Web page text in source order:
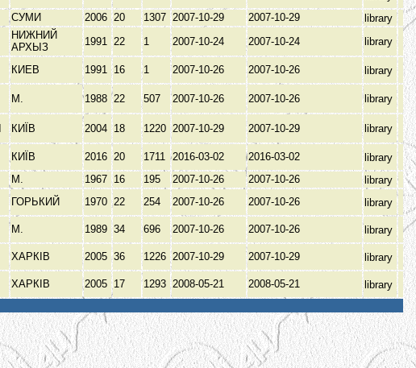
СУМИ 2006 20 1307 2007-10-29 2007-10-29
library
НИЖНИЙ
АРХЫЗ
1991 22 1 2007-10-24 2007-10-24 library
КИЕВ 1991 16 1 2007-10-26 2007-10-26 library
М. 1988 22 507 2007-10-26 2007-10-26 library
КИЇВ 2004 18 1220 2007-10-29 2007-10-29 library
КИЇВ 2016 20 1711 2016-03-02 2016-03-02
library
М. 1967 16 195 2007-10-26 2007-10-26
library
ГОРЬКИЙ 1970 22 254 2007-10-26 2007-10-26 library
М. 1989 34 696 2007-10-26 2007-10-26 library
ХАРКІВ 2005 36 1226 2007-10-29 2007-10-29 library
ХАРКІВ 2005 17 1293 2008-05-21 2008-05-21
library